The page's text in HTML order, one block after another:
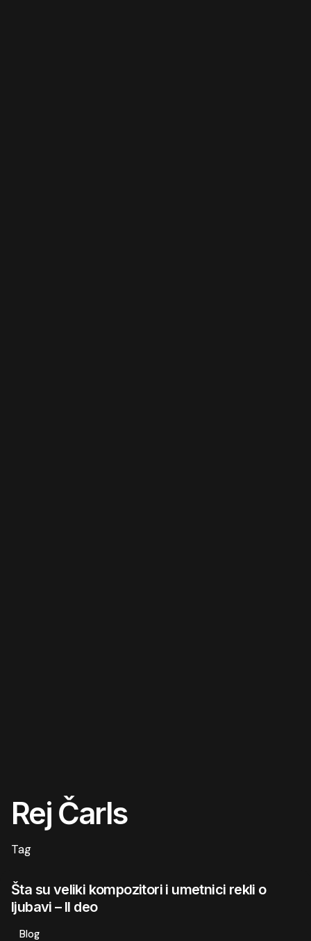
Rej Čarls
Tag
Šta su veliki kompozitori i umetnici rekli o
ljubavi – II deo
Blog